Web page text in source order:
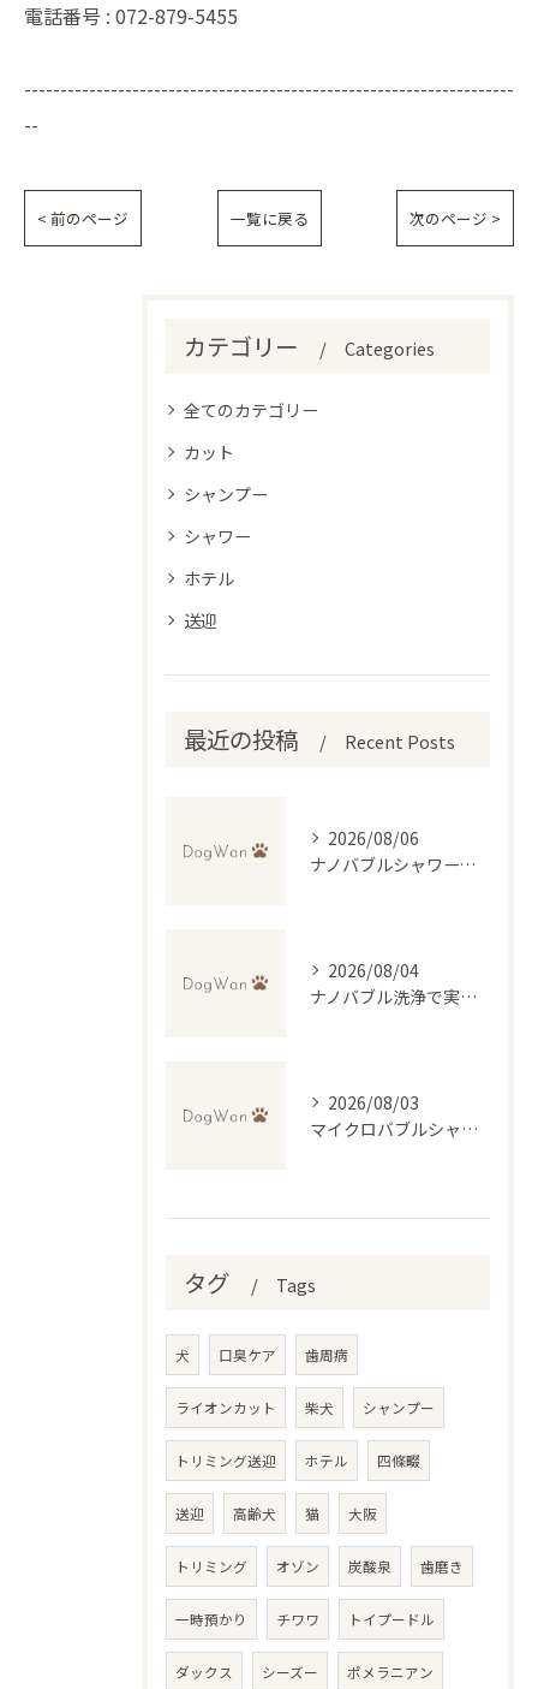
電話番号 : 072-879-5455
--------------------------------------------------------------------
--
< 前のページ 一覧に戻る 次のページ >
カテゴリー Categories
全てのカテゴリー
カット
シャンプー
シャワー
ホテル
送迎
最近の投稿 Recent Posts
2026/08/06
ナノバブルシャワーで叶えるペットの美肌ケア
2026/08/04
ナノバブル洗浄で実現するトリミングの新常識と無料送迎の便利さ
2026/08/03
マイクロバブルシャワーで変わるトリミング体験とは
タグ Tags
犬 口臭ケア 歯周病
ライオンカット 柴犬 シャンプー
トリミング送迎 ホテル 四條畷
送迎 高齢犬 猫 大阪
トリミング オゾン 炭酸泉 歯磨き
一時預かり チワワ トイプードル
ダックス シーズー ポメラニアン